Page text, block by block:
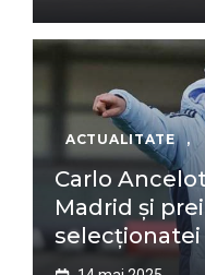
ACTUALITATE ,
Carlo
Madrid și
selecționatei